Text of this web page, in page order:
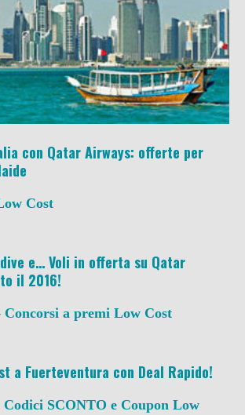
con Qatar Airways: offerte per
Cost
e… Voli in offerta su Qatar
il 2016!
Concorsi a premi Low Cost
a Fuerteventura con Deal Rapido!
Codici SCONTO e Coupon Low